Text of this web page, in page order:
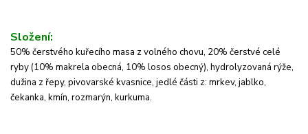
Složení:
50% čerstvého kuřecího masa z volného chovu, 20% čerstvé celé
ryby (10% makrela obecná, 10% losos obecný), hydrolyzovaná rýže,
dužina z řepy, pivovarské kvasnice, jedlé části z: mrkev, jablko,
čekanka, kmín, rozmarýn, kurkuma.